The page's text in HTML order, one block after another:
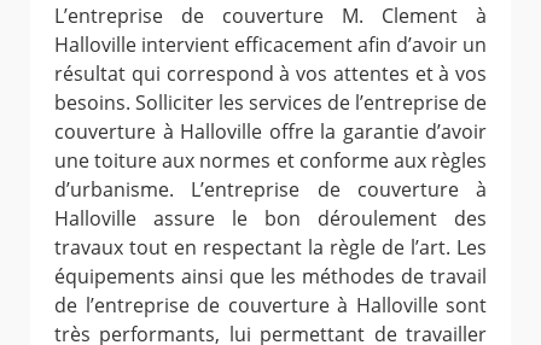
L’entreprise de couverture M. Clement à
Halloville intervient efficacement afin d’avoir un
résultat qui correspond à vos attentes et à vos
besoins. Solliciter les services de l’entreprise de
couverture à Halloville offre la garantie d’avoir
une toiture aux normes et conforme aux règles
d’urbanisme. L’entreprise de couverture à
Halloville assure le bon déroulement des
travaux tout en respectant la règle de l’art. Les
équipements ainsi que les méthodes de travail
de l’entreprise de couverture à Halloville sont
très performants, lui permettant de travailler